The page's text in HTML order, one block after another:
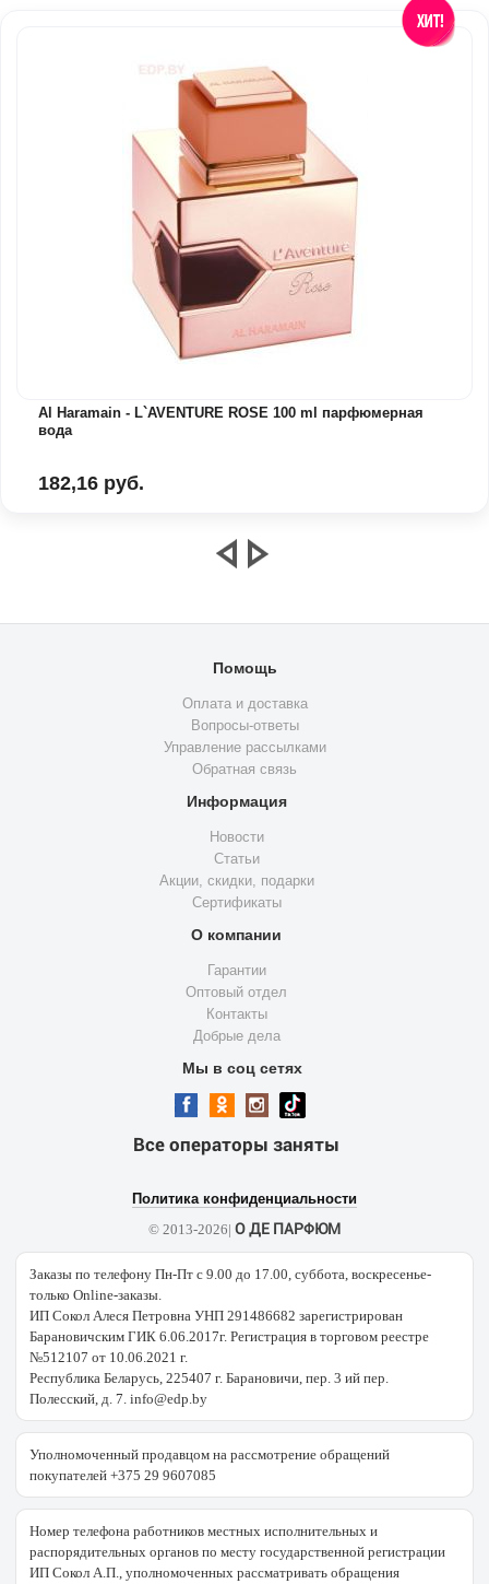
Al Haramain - L`AVENTURE ROSE 100 ml парфюмерная
вода
182,16 руб.
Помощь
Оплата и доставка
Вопросы-ответы
Управление рассылками
Обратная связь
Информация
Новости
Статьи
Акции, скидки, подарки
Сертификаты
О компании
Гарантии
Оптовый отдел
Контакты
Добрые дела
Мы в соц сетях
Все операторы заняты
Политика конфиденциальности
© 2013-2026| О ДЕ ПАРФЮМ
Заказы по телефону Пн-Пт с 9.00 до 17.00, суббота, воскресенье-
только Online-заказы.
ИП Сокол Алеся Петровна УНП 291486682 зарегистрирован
Барановичским ГИК 6.06.2017г. Регистрация в торговом реестре
№512107 от 10.06.2021 г.
Республика Беларусь, 225407 г. Барановичи, пер. 3 ий пер.
Полесский, д. 7. info@edp.by
Уполномоченный продавцом на рассмотрение обращений
покупателей +375 29 9607085
Номер телефона работников местных исполнительных и
распорядительных органов по месту государственной регистрации
ИП Сокол А.П., уполномоченных рассматривать обращения